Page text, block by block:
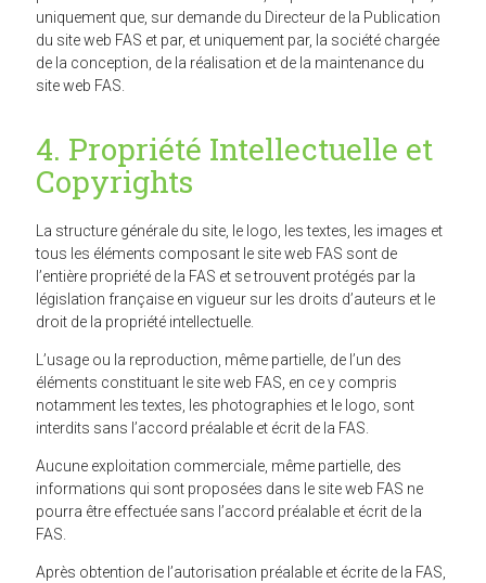
uniquement que, sur demande du Directeur de la Publication
du site web FAS et par, et uniquement par, la société chargée
de la conception, de la réalisation et de la maintenance du
site web FAS.
4. Propriété Intellectuelle et
Copyrights
La structure générale du site, le logo, les textes, les images et
tous les éléments composant le site web FAS sont de
l’entière propriété de la FAS et se trouvent protégés par la
législation française en vigueur sur les droits d’auteurs et le
droit de la propriété intellectuelle.
L’usage ou la reproduction, même partielle, de l’un des
éléments constituant le site web FAS, en ce y compris
notamment les textes, les photographies et le logo, sont
interdits sans l’accord préalable et écrit de la FAS.
Aucune exploitation commerciale, même partielle, des
informations qui sont proposées dans le site web FAS ne
pourra être effectuée sans l’accord préalable et écrit de la
FAS.
Après obtention de l’autorisation préalable et écrite de la FAS,